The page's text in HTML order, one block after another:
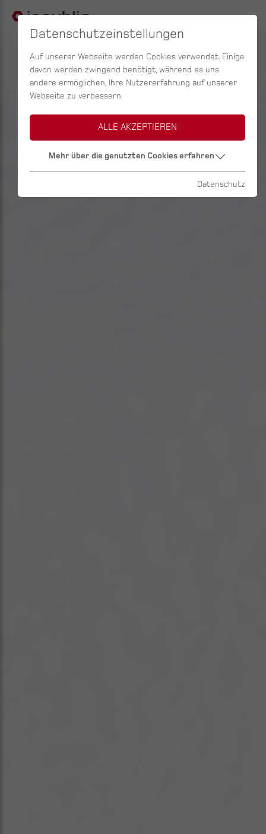
Datenschutzeinstellungen
Auf unserer Webseite werden Cookies verwendet. Einige
davon werden zwingend benötigt, während es uns
andere ermöglichen, Ihre Nutzererfahrung auf unserer
Webseite zu verbessern.
ALLE AKZEPTIEREN
Mehr über die genutzten Cookies erfahren
Datenschutz